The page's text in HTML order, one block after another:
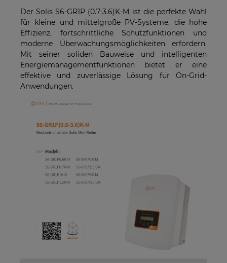
Der Solis S6-GR1P (0.7-3.6)K-M ist die perfekte Wahl
für kleine und mittelgroße PV-Systeme, die hohe
Effizienz, fortschrittliche Schutzfunktionen und
moderne Überwachungsmöglichkeiten erfordern.
Mit seiner soliden Bauweise und intelligenten
Energiemanagementfunktionen bietet er eine
effektive und zuverlässige Lösung für On-Grid-
Anwendungen.